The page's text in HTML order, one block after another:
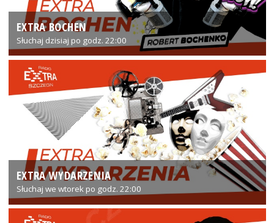
EXTRA BOCHEN
Słuchaj dzisiaj po godz. 22:00
EXTRA WYDARZENIA
Słuchaj we wtorek po godz. 22:00